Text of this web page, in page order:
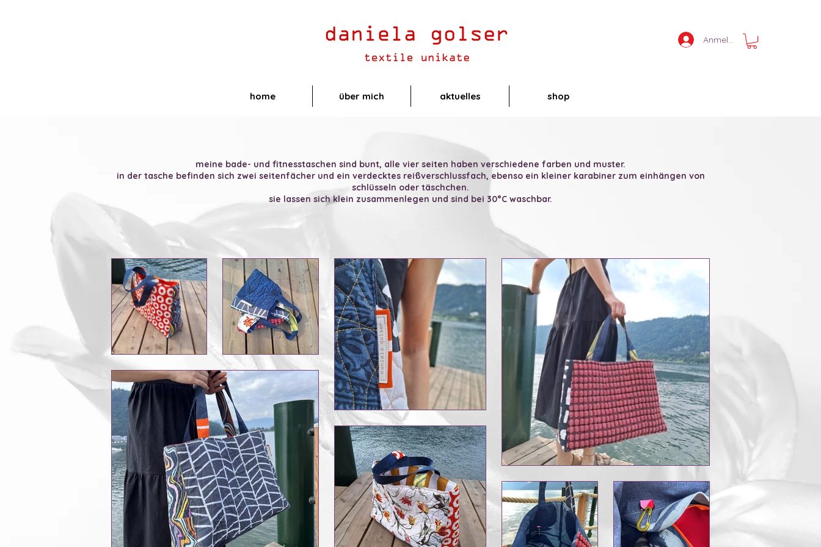
Anmelden
home über mich aktuelles shop
meine bade- und fitnesstaschen sind bunt, alle vier seiten haben verschiedene farben und muster.
in der tasche befinden sich zwei seitenfächer und ein verdecktes reißverschlussfach, ebenso ein kleiner karabiner zum einhängen von
schlüsseln oder täschchen.
sie lassen sich klein zusammenlegen und sind bei 30°C waschbar.